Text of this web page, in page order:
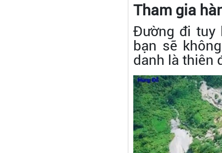
Tham gia
Đường đi tuy
bạn sẽ
danh là thiên